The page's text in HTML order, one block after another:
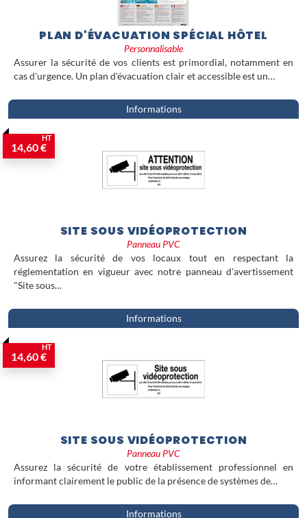
PLAN D'ÉVACUATION SPÉCIAL HÔTEL
Personnalisable
Assurer la sécurité de vos clients est primordial, notamment en
cas d'urgence. Un plan d'évacuation clair et accessible est un…
Informations
14,60 €
HT
SITE SOUS VIDÉOPROTECTION
Panneau PVC
Assurez la sécurité de vos locaux tout en respectant la
réglementation en vigueur avec notre panneau d'avertissement
"Site sous…
Informations
14,60 €
HT
SITE SOUS VIDÉOPROTECTION
Panneau PVC
Assurez la sécurité de votre établissement professionnel en
informant clairement le public de la présence de systèmes de…
Informations